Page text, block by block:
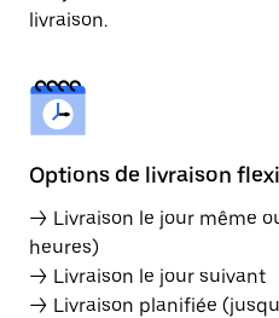
livraison.
Options de livraison
→ Livraison le jour même
heures)
→ Livraison le jour suivant
→ Livraison planifiée